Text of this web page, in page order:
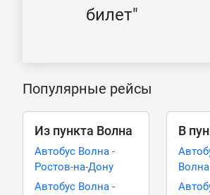
билет"
Популярные рейсы
Из пункта Волна
Автобус Волна -
Ростов-на-Дону
Автобус Волна -
В
Волна